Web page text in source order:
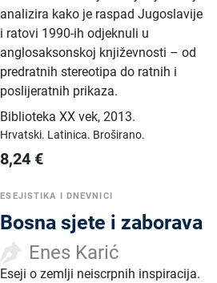
analizira kako je raspad Jugoslavije
i ratovi 1990-ih odjeknuli u
anglosaksonskoj književnosti – od
predratnih stereotipa do ratnih i
poslijeratnih prikaza.
Biblioteka XX vek,2013.
Hrvatski. Latinica. Broširano.
8,24 €
ESEJISTIKA I DNEVNICI
Bosna sjete i zaborava
Enes Karić
Eseji o zemlji neiscrpnih inspiracija.